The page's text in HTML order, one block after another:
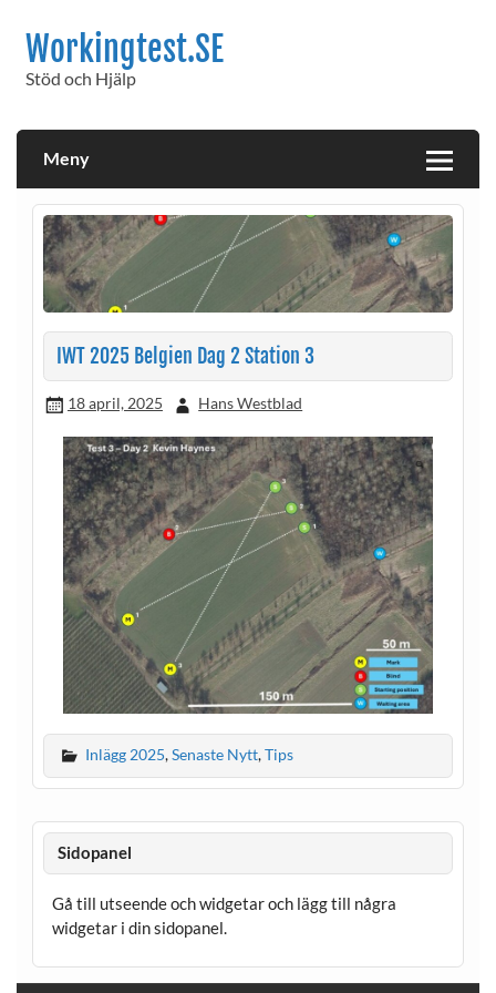
Workingtest.SE
Stöd och Hjälp
Meny
IWT 2025 Belgien Dag 2 Station 3
18 april, 2025 Hans Westblad
Inlägg 2025,Senaste Nytt,Tips
Sidopanel
Gå till utseende och widgetar och lägg till några
widgetar i din sidopanel.